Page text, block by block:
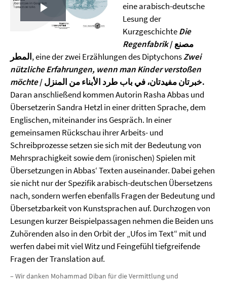
Play
eine arabisch-deutsche
Lesung der
KurzgeschichteDie
Regenfabrik/ مصنع
المطر, eine der zwei Erzählungen des DiptychonsZwei
nützliche Erfahrungen, wenn man Kinder verstoßen
möchte
/ خبرتان مفيدتان، في باب طرد الأبناء من المنزل.
Daran anschließend kommen Autorin Rasha Abbas und
Übersetzerin Sandra Hetzl in einer dritten Sprache, dem
Englischen, miteinander ins Gespräch. In einer
gemeinsamen Rückschau ihrer Arbeits- und
Schreibprozesse setzen sie sich mit der Bedeutung von
Mehrsprachigkeit sowie dem (ironischen) Spielen mit
Übersetzungen in Abbas‘ Texten auseinander. Dabei gehen
sie nicht nur der Spezifik arabisch-deutschen Übersetzens
nach, sondern werfen ebenfalls Fragen der Bedeutung und
Übersetzbarkeit von Kunstsprachen auf. Durchzogen von
Lesungen kurzer Beispielpassagen nehmen die Beiden uns
Zuhörenden also in den Orbit der „Ufos im Text“ mit und
werfen dabei mit viel Witz und Feingefühl tiefgreifende
Fragen der Translation auf.
– Wir danken Mohammad Diban für die Vermittlung und